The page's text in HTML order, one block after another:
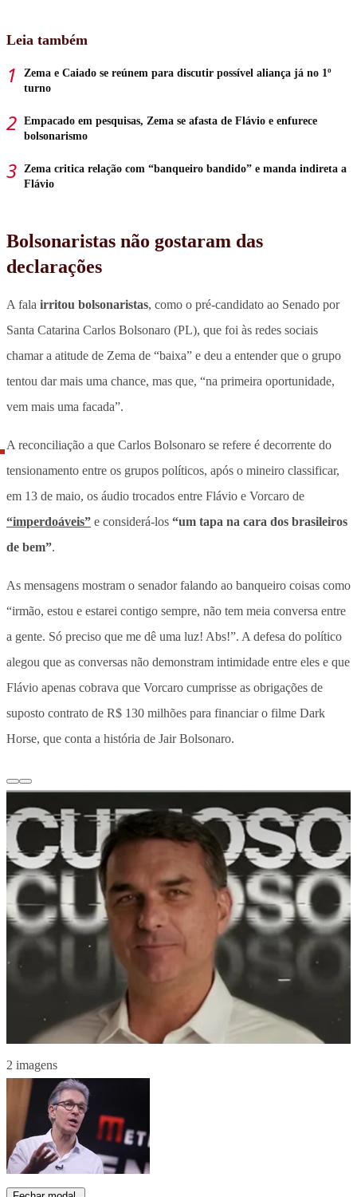
Leia também
Zema e Caiado se reúnem para discutir possível aliança já no 1º
turno
Empacado em pesquisas, Zema se afasta de Flávio e enfurece
bolsonarismo
Zema critica relação com “banqueiro bandido” e manda indireta a
Flávio
Bolsonaristas não gostaram das
declarações
A fala irritou bolsonaristas, como o pré-candidato ao Senado por
Santa Catarina Carlos Bolsonaro (PL), que foi às redes sociais
chamar a atitude de Zema de “baixa” e deu a entender que o grupo
tentou dar mais uma chance, mas que, “na primeira oportunidade,
vem mais uma facada”.
A reconciliação a que Carlos Bolsonaro se refere é decorrente do
tensionamento entre os grupos políticos, após o mineiro classificar,
em 13 de maio, os áudio trocados entre Flávio e Vorcaro de
“imperdoáveis” e considerá-los “um tapa na cara dos brasileiros
de bem”.
As mensagens mostram o senador falando ao banqueiro coisas como
“irmão, estou e estarei contigo sempre, não tem meia conversa entre
a gente. Só preciso que me dê uma luz! Abs!”. A defesa do político
alegou que as conversas não demonstram intimidade entre eles e que
Flávio apenas cobrava que Vorcaro cumprisse as obrigações de
suposto contrato de R$ 130 milhões para financiar o filme Dark
Horse, que conta a história de Jair Bolsonaro.
2 imagens